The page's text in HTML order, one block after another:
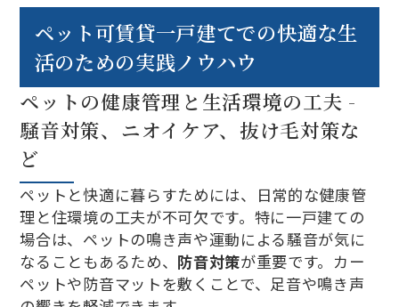
ペット可賃貸一戸建てでの快適な生
活のための実践ノウハウ
ペットの健康管理と生活環境の工夫 -
騒音対策、ニオイケア、抜け毛対策な
ど
ペットと快適に暮らすためには、日常的な健康管
理と住環境の工夫が不可欠です。特に一戸建ての
場合は、ペットの鳴き声や運動による騒音が気に
なることもあるため、 防音対策が重要です。カー
ペットや防音マットを敷くことで、足音や鳴き声